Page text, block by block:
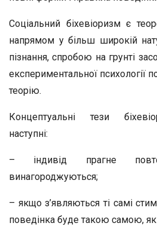
Соціальний біхевіоризм є
напрямом у більш широкій
пізнання, спробою на грунті
експериментальної психології
теорію.
Концептуальні тези
наступні:
– індивід прагне
винагороджуються;
– якщо з’являються ті самі
поведінка буде такою самою, як